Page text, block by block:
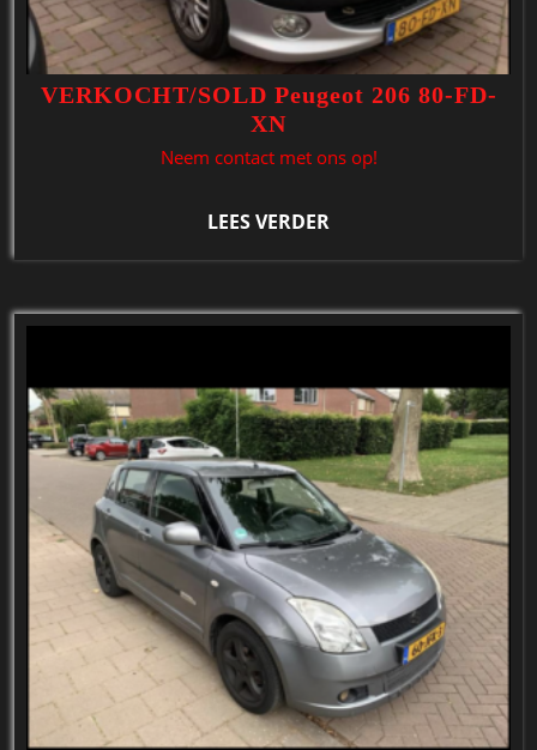
VERKOCHT/SOLD Peugeot 206 80-FD-
XN
Neem contact met ons op!
LEES VERDER